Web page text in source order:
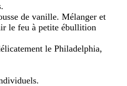
de vanille. Mélanger et
le feu à petite ébullition
le Philadelphia,